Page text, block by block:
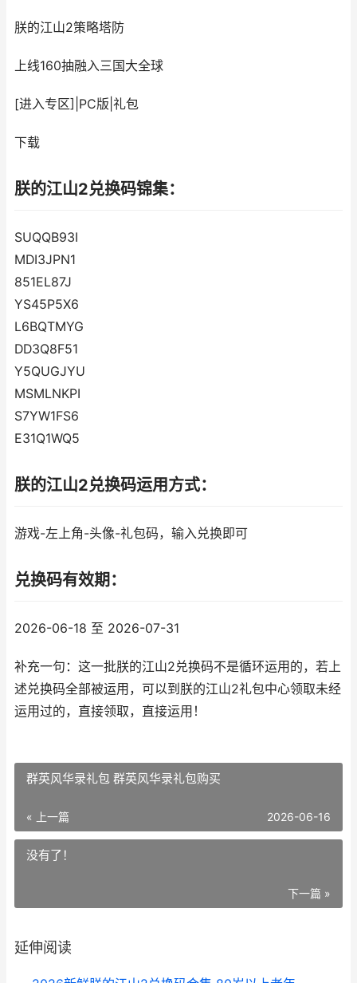
朕的江山2策略塔防
上线160抽融入三国大全球
[进入专区] PC版 礼包
下载
朕的江山2兑换码锦集：
SUQQB93I
MDI3JPN1
851EL87J
YS45P5X6
L6BQTMYG
DD3Q8F51
Y5QUGJYU
MSMLNKPI
S7YW1FS6
E31Q1WQ5
朕的江山2兑换码运用方式：
游戏-左上角-头像-礼包码，输入兑换即可
兑换码有效期：
2026-06-18 至 2026-07-31
补充一句：这一批朕的江山2兑换码不是循环运用的，若上
述兑换码全部被运用，可以到朕的江山2礼包中心领取未经
运用过的，直接领取，直接运用！
群英风华录礼包 群英风华录礼包购买
« 上一篇 2026-06-16
没有了！
下一篇 »
延伸阅读